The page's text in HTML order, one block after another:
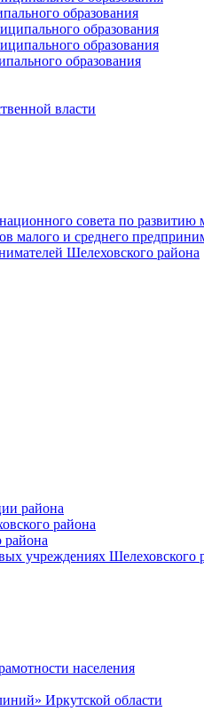
образования
образования
образования
образования
власти
совета по развитию
малого и среднего
Шелеховского района
района
района
района
учреждениях Шелеховского
населения
Иркутской области